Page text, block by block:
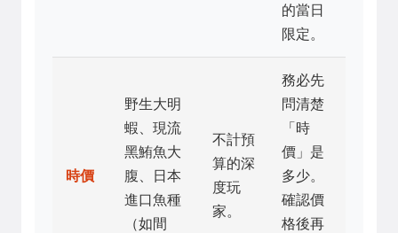
的當日
限定。
時價
野生大明
蝦、現流
黑鮪魚大
腹、日本
進口魚種
（如間
不計預
算的深
度玩
家。
務必先
問清楚
「時
價」是
多少。
確認價
格後再